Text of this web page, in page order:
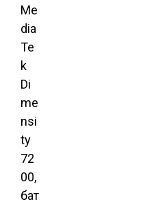
Me
dia
Te
k
Di
me
nsi
ty
72
00,
бат